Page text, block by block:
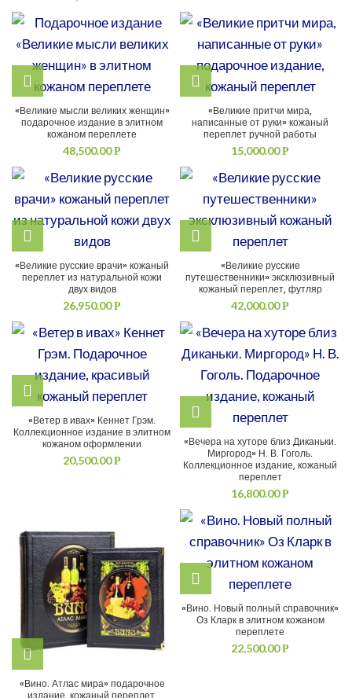
«Великие мысли великих женщин»
подарочное издание в элитном
кожаном переплете
48,500.00Р
«Великие притчи мира,
написанные от руки» кожаный
переплет ручной работы
15,000.00Р
«Великие русские врачи» кожаный
переплет из натуральной кожи
двух видов
26,950.00Р
«Великие русские
путешественники» эксклюзивный
кожаный переплет, футляр
42,000.00Р
«Ветер в ивах» Кеннет Грэм.
Коллекционное издание в элитном
кожаном оформлении
20,500.00Р
«Вечера на хуторе близ Диканьки.
Миргород» Н. В. Гоголь.
Коллекционное издание, кожаный
переплет
16,800.00Р
«Вино. Атлас мира» подарочное
издание, кожаный переплет,
«Вино. Новый полный справочник»
Оз Кларк в элитном кожаном
переплете
22,500.00Р